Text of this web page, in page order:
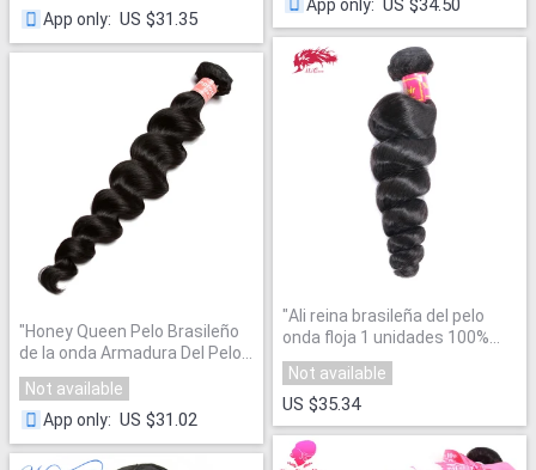
10 "-28 "envío libre"
App only: US $31.35
"Honey Queen Pelo Brasileño
de la onda Armadura Del Pelo
Humano Bundles
Not available
App only: US $31.02
Bundles 10"- 36" 100% Human
Hair Extension Wig"
App only:
"Ali reina brasileña del pelo
onda floja 1 unidades 100%
Remy extensión del pelo
humano del color natural del
pelo de la armadura bundles
envío gratis"
Not available
US $35.34